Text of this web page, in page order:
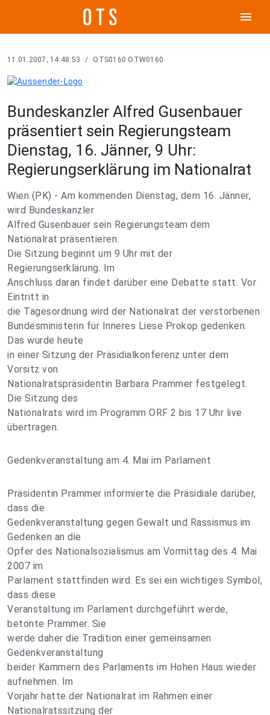
menu
11.01.2007, 14:48:53 / OTS0160 OTW0160
Bundeskanzler Alfred Gusenbauer
präsentiert sein Regierungsteam
Dienstag, 16. Jänner, 9 Uhr:
Regierungserklärung im Nationalrat
Wien (PK) - Am kommenden Dienstag, dem 16. Jänner,
wird Bundeskanzler
Alfred Gusenbauer sein Regierungsteam dem
Nationalrat präsentieren.
Die Sitzung beginnt um 9 Uhr mit der
Regierungserklärung. Im
Anschluss daran findet darüber eine Debatte statt. Vor
Eintritt in
die Tagesordnung wird der Nationalrat der verstorbenen
Bundesministerin für Inneres Liese Prokop gedenken.
Das wurde heute
in einer Sitzung der Präsidialkonferenz unter dem
Vorsitz von
Nationalratspräsidentin Barbara Prammer festgelegt.
Die Sitzung des
Nationalrats wird im Programm ORF 2 bis 17 Uhr live
übertragen.
Gedenkveranstaltung am 4. Mai im Parlament
Präsidentin Prammer informierte die Präsidiale darüber,
dass die
Gedenkveranstaltung gegen Gewalt und Rassismus im
Gedenken an die
Opfer des Nationalsozialismus am Vormittag des 4. Mai
2007 im
Parlament stattfinden wird. Es sei ein wichtiges Symbol,
dass diese
Veranstaltung im Parlament durchgeführt werde,
betonte Prammer. Sie
werde daher die Tradition einer gemeinsamen
Gedenkveranstaltung
beider Kammern des Parlaments im Hohen Haus wieder
aufnehmen. Im
Vorjahr hatte der Nationalrat im Rahmen einer
Nationalratssitzung der